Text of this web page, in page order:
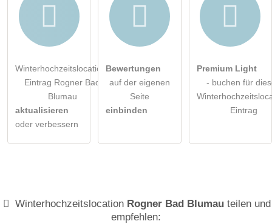
Winterhochzeitslocation-
Eintrag Rogner Bad
Blumau
aktualisieren
oder verbessern
Bewertungen
auf der eigenen
Seite
einbinden
Premium Light
- buchen für
Eintrag
Winterhochzeitslocation Rogner Bad Blumau teilen und
empfehlen: